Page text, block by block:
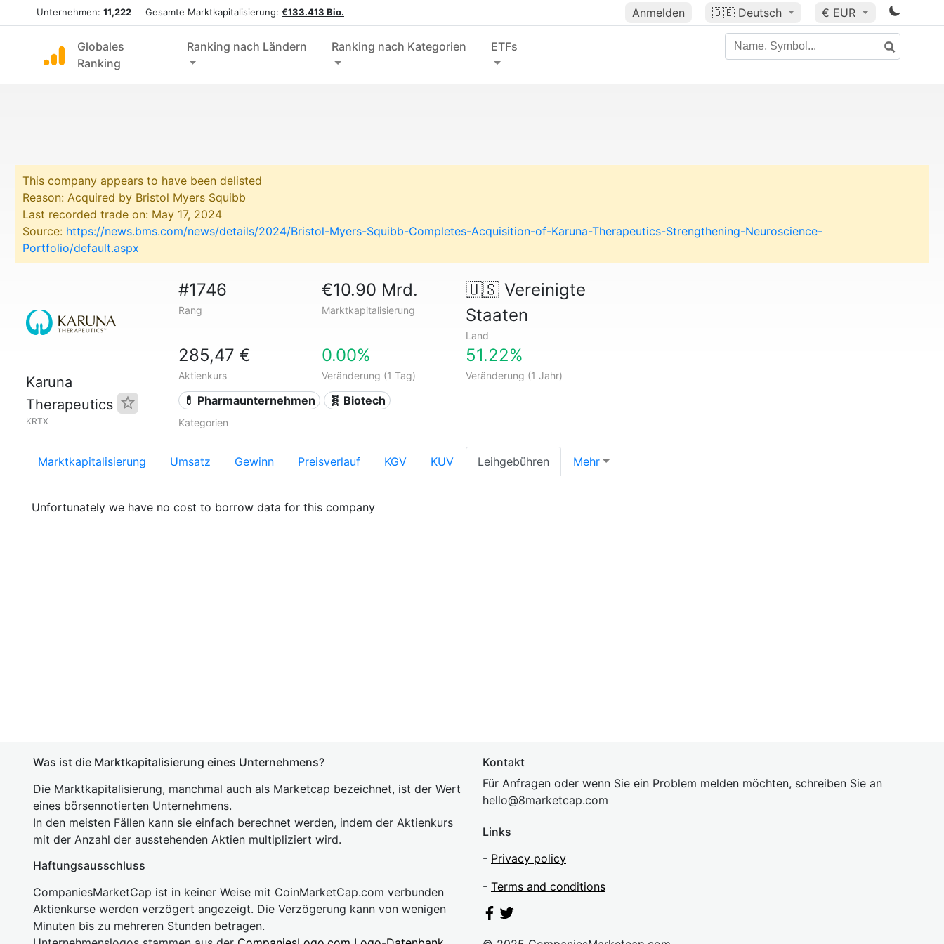
Unternehmen: 11,222 Gesamte Marktkapitalisierung: €133.413 Bio. Anmelden 🇩🇪 Deutsch € EUR
Globales
Ranking
Ranking nach Ländern Ranking nach Kategorien ETFs
This company appears to have been delisted
Reason: Acquired by Bristol Myers Squibb
Last recorded trade on: May 17, 2024
Source: https://news.bms.com/news/details/2024/Bristol-Myers-Squibb-Completes-Acquisition-of-Karuna-Therapeutics-Strengthening-Neuroscience-
Portfolio/default.aspx
Karuna
Therapeutics
KRTX
#1746
Rang
€10.90 Mrd.
Marktkapitalisierung
🇺🇸Vereinigte
Staaten
Land
285,47 €
Aktienkurs
0.00%
Veränderung (1 Tag)
51.22%
Veränderung (1 Jahr)
💊 Pharmaunternehmen 🧬 Biotech
Kategorien
Marktkapitalisierung Umsatz Gewinn Preisverlauf KGV KUV Leihgebühren Mehr
Unfortunately we have no cost to borrow data for this company
Was ist die Marktkapitalisierung eines Unternehmens?
Die Marktkapitalisierung, manchmal auch als Marketcap bezeichnet, ist der Wert
eines börsennotierten Unternehmens.
In den meisten Fällen kann sie einfach berechnet werden, indem der Aktienkurs
mit der Anzahl der ausstehenden Aktien multipliziert wird.
Haftungsausschluss
CompaniesMarketCap ist in keiner Weise mit CoinMarketCap.com verbunden
Aktienkurse werden verzögert angezeigt. Die Verzögerung kann von wenigen
Minuten bis zu mehreren Stunden betragen.
Kontakt
Für Anfragen oder wenn Sie ein Problem melden möchten, schreiben Sie an
hello@8marketcap.com
Links
- Privacy policy
- Terms and conditions